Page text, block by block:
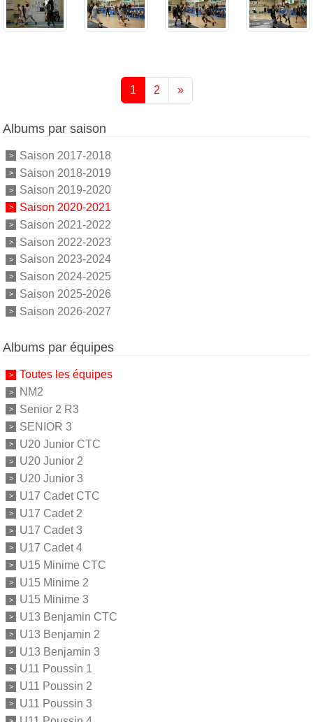
1 2 »
Albums par saison
Saison 2017-2018
Saison 2018-2019
Saison 2019-2020
Saison 2020-2021
Saison 2021-2022
Saison 2022-2023
Saison 2023-2024
Saison 2024-2025
Saison 2025-2026
Saison 2026-2027
Albums par équipes
Toutes les équipes
NM2
Senior 2 R3
SENIOR 3
U20 Junior CTC
U20 Junior 2
U20 Junior 3
U17 Cadet CTC
U17 Cadet 2
U17 Cadet 3
U17 Cadet 4
U15 Minime CTC
U15 Minime 2
U15 Minime 3
U13 Benjamin CTC
U13 Benjamin 2
U13 Benjamin 3
U11 Poussin 1
U11 Poussin 2
U11 Poussin 3